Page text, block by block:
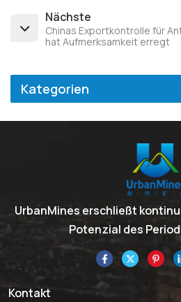
Nächste
Chinas Exportkontrolle für
hat Aufmerksamkeit erregt
Kategorien
UrbanMines erschließt
Potenzial des
Kontakt